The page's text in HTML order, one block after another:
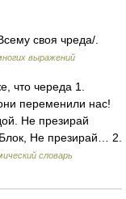
своя чреда/.
выражений
что череда 1.
переменили нас!
Не презирай
Не презирай… 2.
словарь